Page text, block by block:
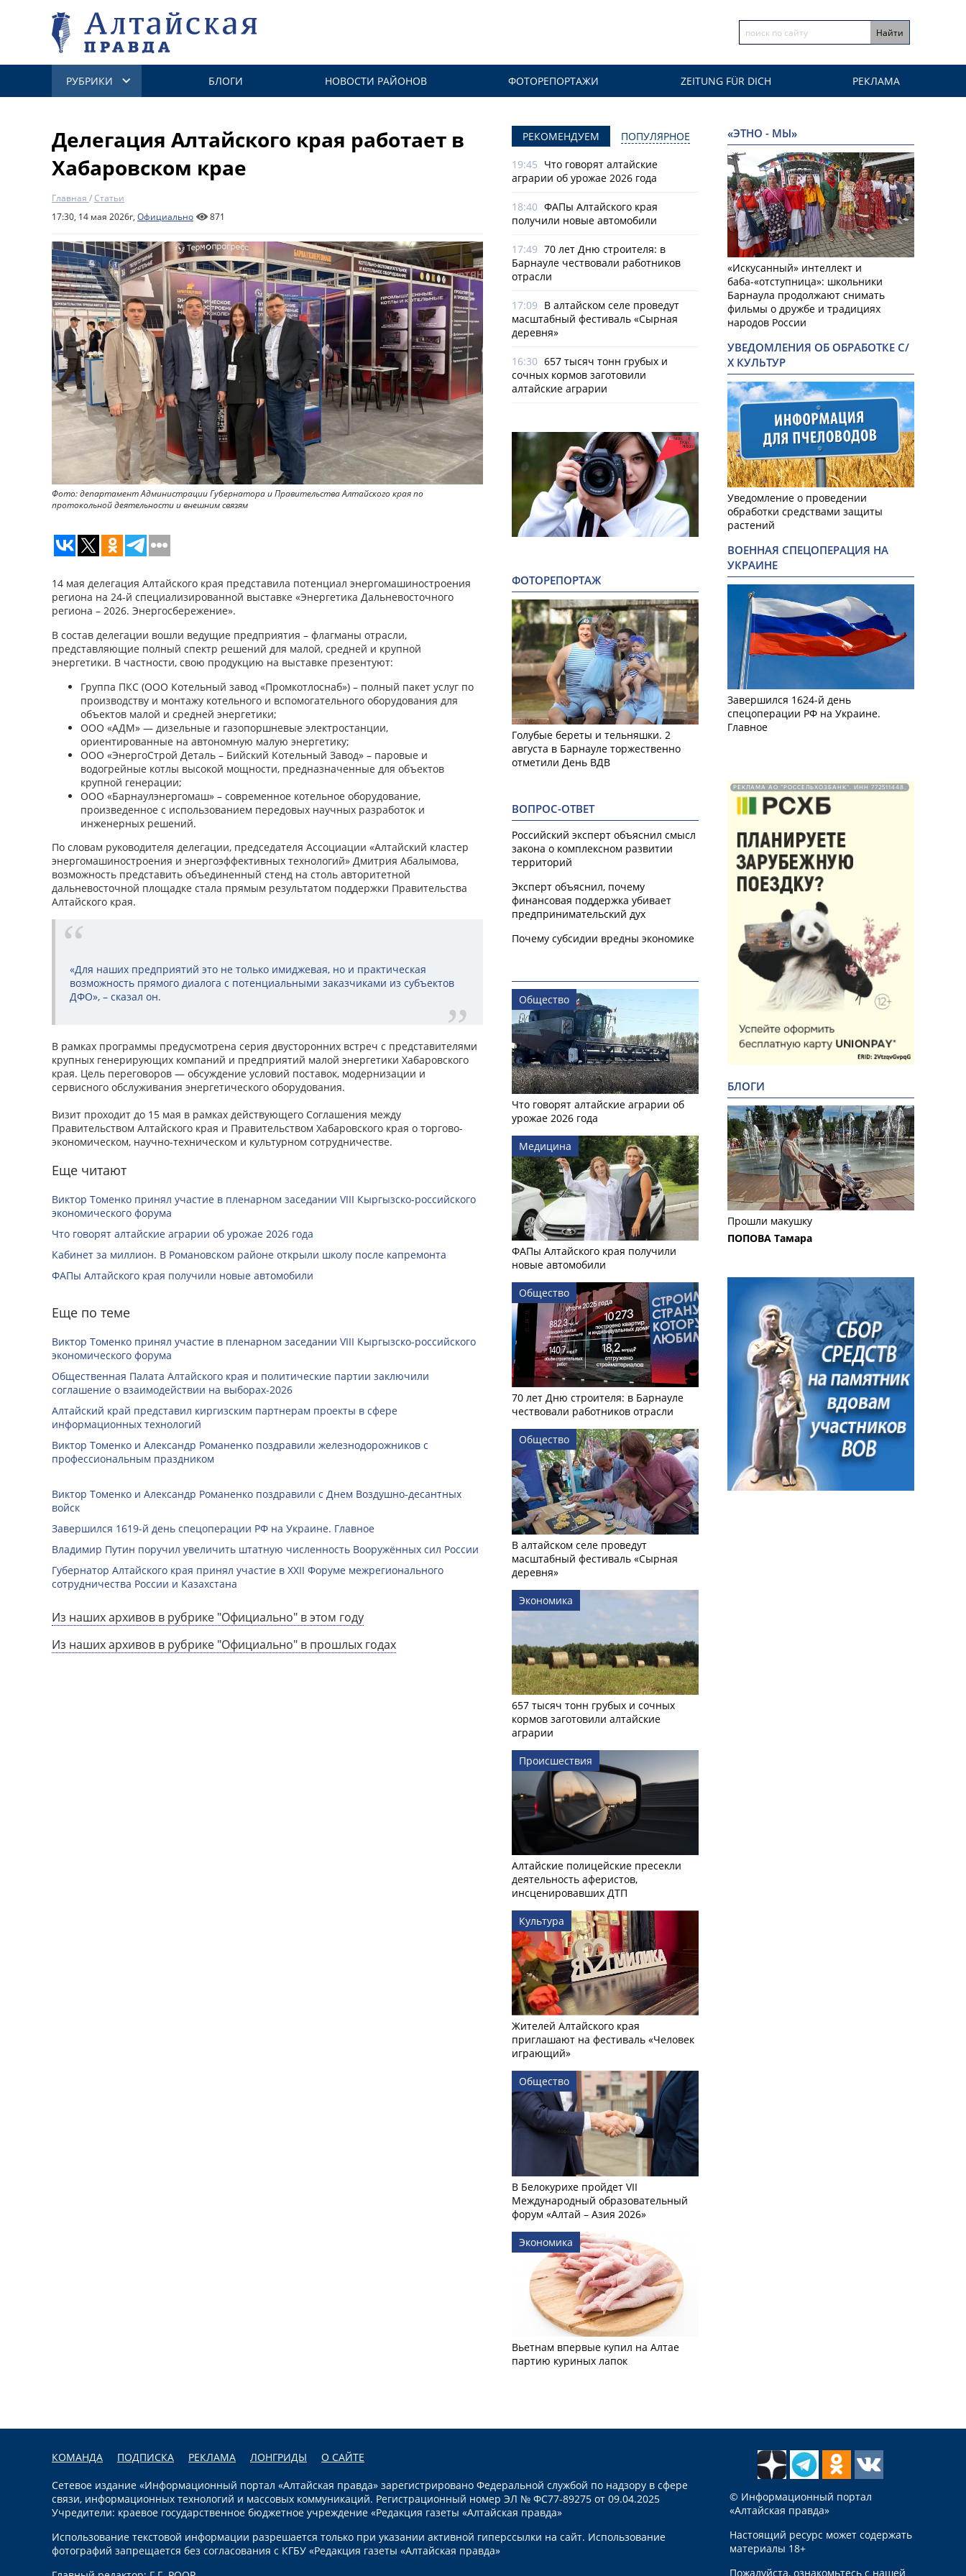
РУБРИКИ БЛОГИ НОВОСТИ РАЙОНОВ ФОТОРЕПОРТАЖИ ZEITUNG FÜR DICH РЕКЛАМА
Делегация Алтайского края работает в
Хабаровском крае
Главная /Статьи
17:30, 14 мая 2026г, Официально 871
Фото: департамент Администрации Губернатора и Правительства Алтайского края по
протокольной деятельности и внешним связям
14 мая делегация Алтайского края представила потенциал энергомашиностроения
региона на 24-й специализированной выставке «Энергетика Дальневосточного
региона – 2026. Энергосбережение».
В состав делегации вошли ведущие предприятия – флагманы отрасли,
представляющие полный спектр решений для малой, средней и крупной
энергетики. В частности, свою продукцию на выставке презентуют:
Группа ПКС (ООО Котельный завод «Промкотлоснаб») – полный пакет услуг по
производству и монтажу котельного и вспомогательного оборудования для
объектов малой и средней энергетики;
ООО «АДМ» — дизельные и газопоршневые электростанции,
ориентированные на автономную малую энергетику;
ООО «ЭнергоСтрой Деталь – Бийский Котельный Завод» – паровые и
водогрейные котлы высокой мощности, предназначенные для объектов
крупной генерации;
ООО «Барнаулэнергомаш» – современное котельное оборудование,
произведенное с использованием передовых научных разработок и
инженерных решений.
По словам руководителя делегации, председателя Ассоциации «Алтайский кластер
энергомашиностроения и энергоэффективных технологий» Дмитрия Абалымова,
возможность представить объединенный стенд на столь авторитетной
дальневосточной площадке стала прямым результатом поддержки Правительства
Алтайского края.
«Для наших предприятий это не только имиджевая, но и практическая
возможность прямого диалога с потенциальными заказчиками из субъектов
ДФО», – сказал он.
В рамках программы предусмотрена серия двусторонних встреч с представителями
крупных генерирующих компаний и предприятий малой энергетики Хабаровского
края. Цель переговоров — обсуждение условий поставок, модернизации и
сервисного обслуживания энергетического оборудования.
Визит проходит до 15 мая в рамках действующего Соглашения между
Правительством Алтайского края и Правительством Хабаровского края о торгово-
экономическом, научно-техническом и культурном сотрудничестве.
Еще читают
Виктор Томенко принял участие в пленарном заседании VIII Кыргызско-российского
экономического форума
Что говорят алтайские аграрии об урожае 2026 года
Кабинет за миллион. В Романовском районе открыли школу после капремонта
ФАПы Алтайского края получили новые автомобили
Еще по теме
Виктор Томенко принял участие в пленарном заседании VIII Кыргызско-российского
экономического форума
Общественная Палата Алтайского края и политические партии заключили
соглашение о взаимодействии на выборах-2026
Алтайский край представил киргизским партнерам проекты в сфере
информационных технологий
Виктор Томенко и Александр Романенко поздравили железнодорожников с
профессиональным праздником
Виктор Томенко и Александр Романенко поздравили с Днем Воздушно-десантных
войск
Завершился 1619-й день спецоперации РФ на Украине. Главное
Владимир Путин поручил увеличить штатную численность Вооружённых сил России
Губернатор Алтайского края принял участие в XXII Форуме межрегионального
сотрудничества России и Казахстана
Из наших архивов в рубрике "Официально" в этом году
Из наших архивов в рубрике "Официально" в прошлых годах
РЕКОМЕНДУЕМ ПОПУЛЯРНОЕ
19:45 Что говорят алтайские
аграрии об урожае 2026 года
18:40 ФАПы Алтайского края
получили новые автомобили
17:49 70 лет Дню строителя: в
Барнауле чествовали работников
отрасли
17:09 В алтайском селе проведут
масштабный фестиваль «Сырная
деревня»
16:30 657 тысяч тонн грубых и
сочных кормов заготовили
алтайские аграрии
ФОТОРЕПОРТАЖ
Голубые береты и тельняшки. 2
августа в Барнауле торжественно
отметили День ВДВ
ВОПРОС-ОТВЕТ
Российский эксперт объяснил смысл
закона о комплексном развитии
территорий
Эксперт объяснил, почему
финансовая поддержка убивает
предпринимательский дух
Почему субсидии вредны экономике
Общество
Что говорят алтайские аграрии об
урожае 2026 года
Медицина
ФАПы Алтайского края получили
новые автомобили
Общество
70 лет Дню строителя: в Барнауле
чествовали работников отрасли
Общество
В алтайском селе проведут
масштабный фестиваль «Сырная
деревня»
Экономика
657 тысяч тонн грубых и сочных
кормов заготовили алтайские
аграрии
Происшествия
Алтайские полицейские пресекли
деятельность аферистов,
инсценировавших ДТП
Культура
Жителей Алтайского края
приглашают на фестиваль «Человек
играющий»
Общество
В Белокурихе пройдет VII
Международный образовательный
форум «Алтай – Азия 2026»
Экономика
Вьетнам впервые купил на Алтае
партию куриных лапок
«ЭТНО - МЫ»
«Искусанный» интеллект и
баба-«отступница»: школьники
Барнаула продолжают снимать
фильмы о дружбе и традициях
народов России
УВЕДОМЛЕНИЯ ОБ ОБРАБОТКЕ С/
Х КУЛЬТУР
Уведомление о проведении
обработки средствами защиты
растений
ВОЕННАЯ СПЕЦОПЕРАЦИЯ НА
УКРАИНЕ
Завершился 1624-й день
спецоперации РФ на Украине.
Главное
РЕКЛАМА АО "РОССЕЛЬХОЗБАНК". ИНН 772511448.
БЛОГИ
Прошли макушку
ПОПОВА Тамара
КОМАНДА ПОДПИСКА РЕКЛАМА ЛОНГРИДЫ О САЙТЕ
Сетевое издание «Информационный портал «Алтайская правда» зарегистрировано Федеральной службой по надзору в сфере
связи, информационных технологий и массовых коммуникаций. Регистрационный номер ЭЛ № ФС77-89275 от 09.04.2025
Учредители: краевое государственное бюджетное учреждение «Редакция газеты «Алтайская правда»
Использование текстовой информации разрешается только при указании активной гиперссылки на сайт. Использование
фотографий запрещается без согласования с КГБУ «Редакция газеты «Алтайская правда»
© Информационный портал
«Алтайская правда»
Настоящий ресурс может содержать
материалы 18+
Пожалуйста, ознакомьтесь с нашей